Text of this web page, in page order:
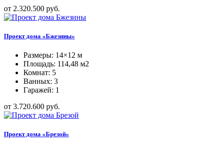
от 2.320.500 руб.
Проект дома «Бжезины»
Размеры: 14×12 м
Площадь: 114,48 м2
Комнат: 5
Ванных: 3
Гаражей: 1
от 3.720.600 руб.
Проект дома «Брезой»